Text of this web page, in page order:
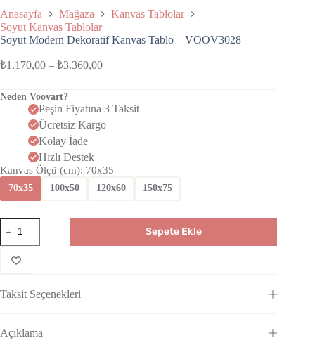
Anasayfa Mağaza
Kanvas Tablolar
Soyut Kanvas Tablolar
Soyut Modern Dekoratif Kanvas Tablo – VOOV3028
₺1.170,00 – ₺3.360,00
Neden Voovart?
Peşin Fiyatına 3 Taksit
Ücretsiz Kargo
Kolay İade
Hızlı Destek
Kanvas Ölçü (cm): 70x35
70x35 100x50 120x60 150x75
Sepete Ekle
Taksit Seçenekleri
Açıklama